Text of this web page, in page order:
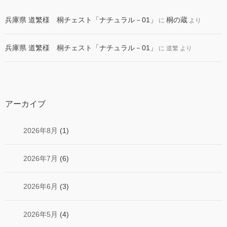
兵庫県 道繁様 桐チェスト「ナチュラル－01」 に 桐の蔵 より
兵庫県 道繁様 桐チェスト「ナチュラル－01」 に 道繁 より
アーカイブ
2026年8月 (1)
2026年7月 (6)
2026年6月 (3)
2026年5月 (4)